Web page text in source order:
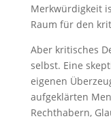
Merkwürdigkeit
Raum für den
Aber kritisches
selbst. Eine
eigenen
aufgeklärten
Rechthabern,